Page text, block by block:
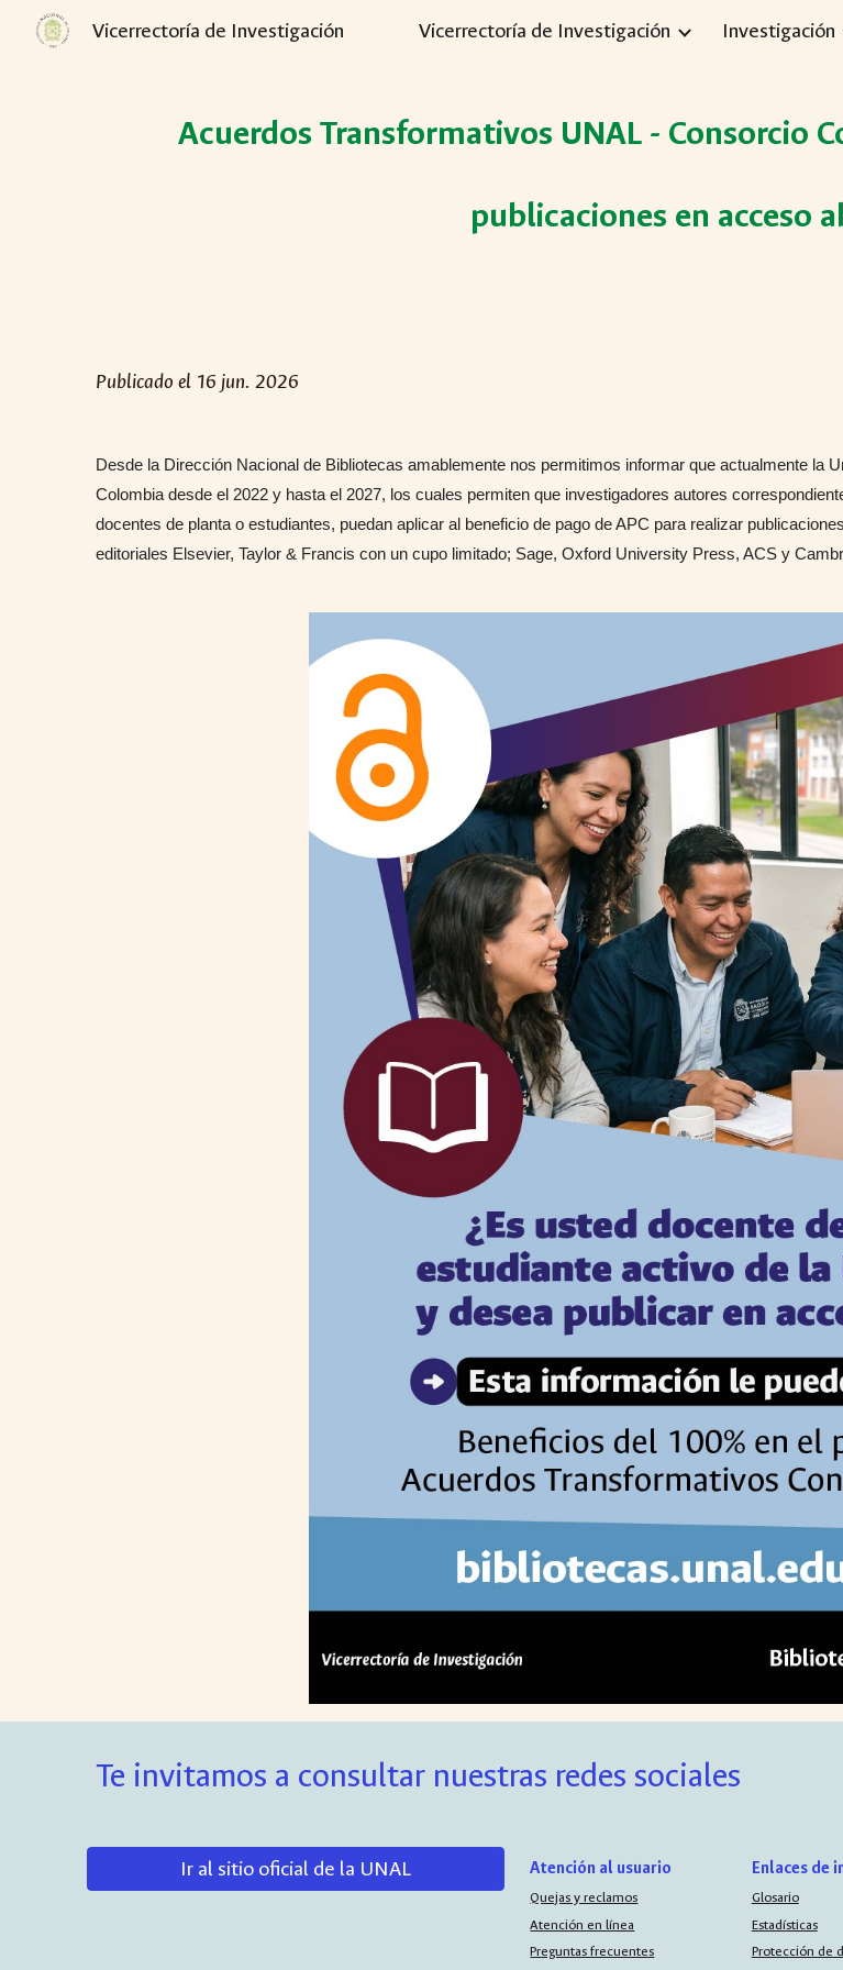
Skip to main content
Vicerrectoría de Investigación Vicerrectoría de Investigación Investigación
Acuerdos Transformativos UNAL - Consorcio
publicaciones en acceso
Publicado el 16 jun. 2026
Desde la Dirección Nacional de Bibliotecas amablemente nos permitimos informar que actualmente la
Colombia desde el 2022 y hasta el 2027, los cuales permiten que investigadores autores
docentes de planta o estudiantes, puedan aplicar al beneficio de pago de APC para realizar
editoriales Elsevier, Taylor & Francis con un cupo limitado; Sage, Oxford University Press, ACS y
Te invitamos a consultar nuestras redes sociales
Ir al sitio oficial de la UNAL Atención al usuario
Quejas y reclamos
Atención en línea
Preguntas frecuentes
Enlaces de
Glosario
Estadísticas
Protección de